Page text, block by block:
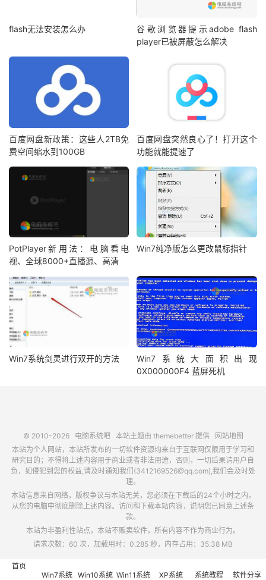
flash无法安装怎么办
谷歌浏览器提示adobe flash
player已被屏蔽怎么解决
百度网盘新政策：这些人2TB免
费空间缩水到100GB
百度网盘突然良心了！打开这个
功能就能提速了
PotPlayer新用法：电脑看电
视、全球8000+直播源、高清
Win7纯净版怎么更改鼠标指针
Win7系统剑灵进行双开的方法
Win7系统大面积出现
0X000000F4 蓝屏死机
© 2010-2026 电脑系统吧本站主题由 themebetter提供
网站地图
本站为个人网站，本站所发布的一切软件资源均来自于互联网仅限用于学习和
研究目的；不得将上述内容用于商业或者非法用途，否则，一切后果请用户自
负，如侵犯到您的权益,请及时通知我们(3412169526@qq.com),我们会及时处
理。
本站信息来自网络，版权争议与本站无关，您必须在下载后的24个小时之内，
从您的电脑中彻底删除上述内容。访问和下载本站内容，说明您已同意上述条
款。
本站为非盈利性站点，本站不贩卖软件，所有内容不作为商业行为。
请求次数：60 次，加载用时：0.285 秒，内存占用：35.38 MB
首页
Win7系统 Win10系统 Win11系统 XP系统 系统教程 软件分享